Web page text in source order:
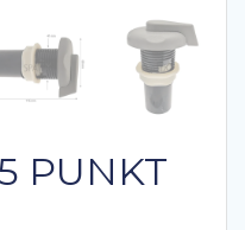
PUNKT